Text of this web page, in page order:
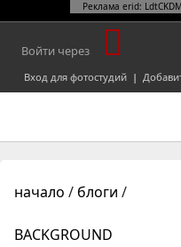
Реклама erid:
Войти через
Вход для фотостудий |
начало / блоги /
BACKGROUND